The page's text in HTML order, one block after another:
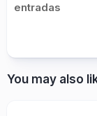
entradas
You may also